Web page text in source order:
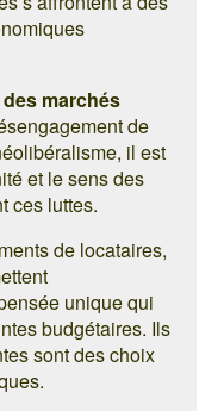
marchés
de
il est
et le sens des
ces luttes.
de locataires,
unique qui
budgétaires. Ils
sont des choix